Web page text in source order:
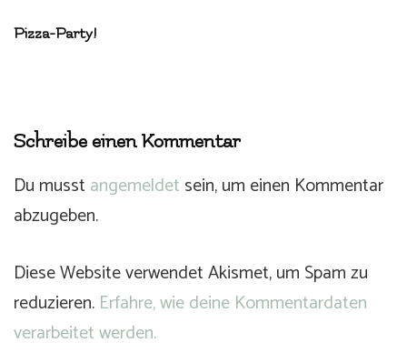
Pizza-Party!
Schreibe einen Kommentar
Du musst angemeldet sein, um einen Kommentar
abzugeben.
Diese Website verwendet Akismet, um Spam zu
reduzieren. Erfahre, wie deine Kommentardaten
verarbeitet werden.